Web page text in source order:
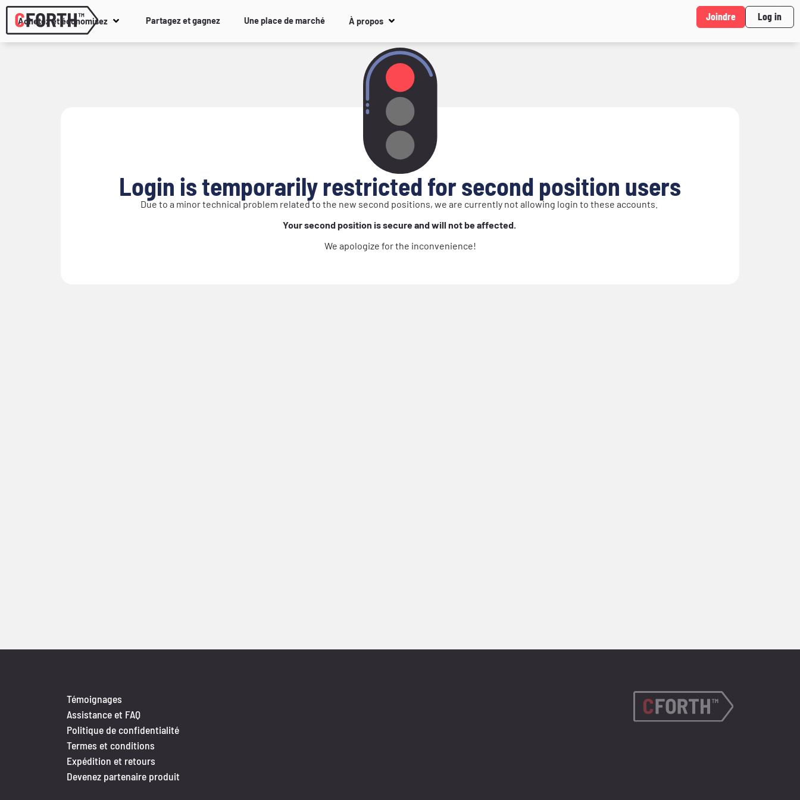
Achetez et économisez Partagez et gagnez Une place de marché À propos Joindre Log in
Login is temporarily restricted for second position users
Due to a minor technical problem related to the new second positions, we are currently not allowing login to these accounts.
Your second position is secure and will not be affected.
We apologize for the inconvenience!
Témoignages
Assistance et FAQ
Politique de confidentialité
Termes et conditions
Expédition et retours
Devenez partenaire produit